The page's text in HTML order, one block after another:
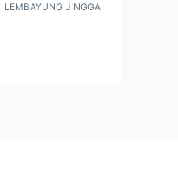
LEMBAYUNG JINGGA